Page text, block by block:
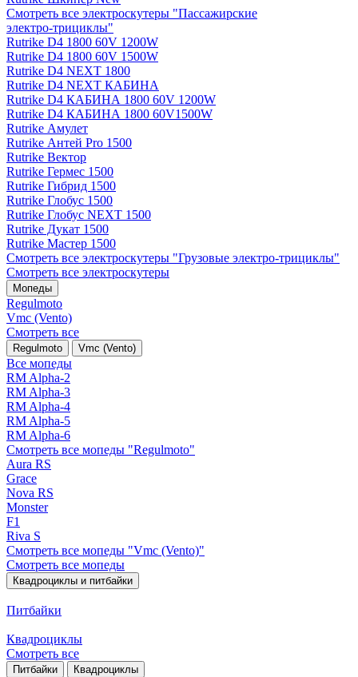
Смотреть все электро­скутеры "Пассажирские
электро‑трициклы"
Rutrike D4 1800 60V 1200W
Rutrike D4 1800 60V 1500W
Rutrike D4 NEXT 1800
Rutrike D4 NEXT КАБИНА
Rutrike D4 КАБИНА 1800 60V 1200W
Rutrike D4 КАБИНА 1800 60V1500W
Rutrike Амулет
Rutrike Антей Pro 1500
Rutrike Вектор
Rutrike Гермес 1500
Rutrike Гибрид 1500
Rutrike Глобус 1500
Rutrike Глобус NEXT 1500
Rutrike Дукат 1500
Rutrike Мастер 1500
Смотреть все электро­скутеры "Грузовые электро‑трициклы"
Смотреть все электро­скутеры
Мопеды
Regulmoto
Vmc (Vento)
Смотреть все
Regulmoto Vmc (Vento)
Все мопеды
RM Alpha-2
RM Alpha-3
RM Alpha-4
RM Alpha-5
RM Alpha-6
Смотреть все мопеды "Regulmoto"
Aura RS
Grace
Nova RS
Monster
F1
Riva S
Смотреть все мопеды "Vmc (Vento)"
Смотреть все мопеды
Квадроциклы и питбайки
Питбайки
Квадроциклы
Смотреть все
Питбайки Квадроциклы